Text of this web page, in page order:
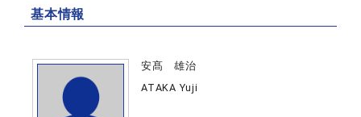
基本情報
安髙 雄治
ATAKA Yuji